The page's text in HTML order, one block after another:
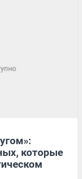
которые